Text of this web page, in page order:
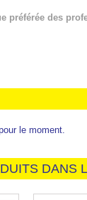
préférée des
le moment.
DANS